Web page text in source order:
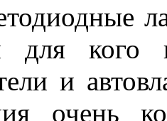
для кого
и
очень